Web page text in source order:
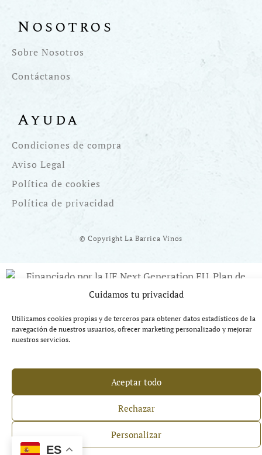
Cuidamos tu privacidad
Utilizamos cookies propias y de terceros para obtener datos estadísticos de la
navegación de nuestros usuarios, ofrecer marketing personalizado y mejorar
nuestros servicios.
Aceptar todo
Rechazar
Personalizar
Nosotros
Sobre Nosotros
Contáctanos
Ayuda
Condiciones de compra
Aviso Legal
Política de cookies
Política de privacidad
© Copyright La Barrica Vinos
Transformación y Resiliencia
ES